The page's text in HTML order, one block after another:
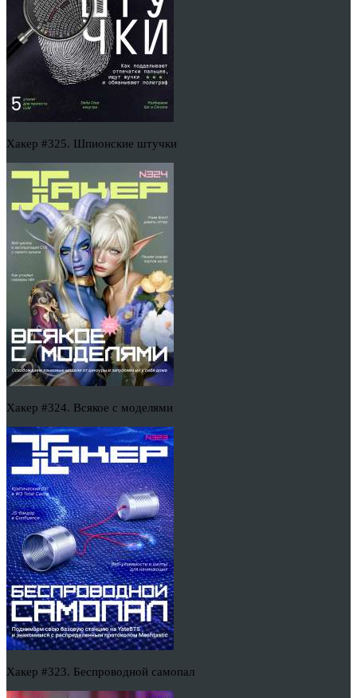
Хакер #325. Шпионские штучки
Хакер #324. Всякое с моделями
Хакер #323. Беспроводной самопал